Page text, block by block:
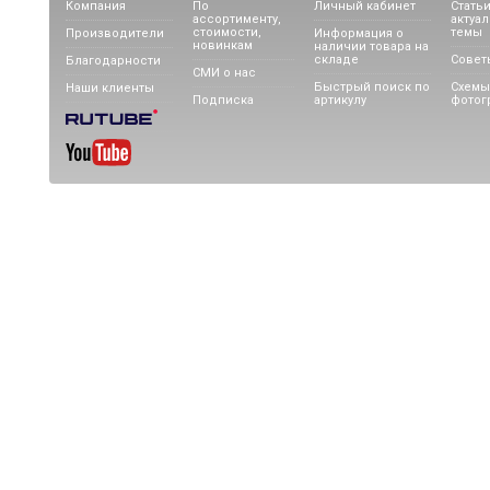
Компания
Производители
Благодарности
Наши клиенты
По
ассортименту,
стоимости,
новинкам
СМИ о нас
Подписка
Личный кабинет
Информация о
наличии товара на
складе
Быстрый поиск по
артикулу
темы